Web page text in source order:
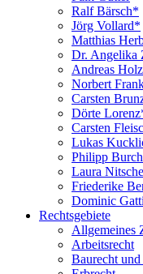
Ralf Bärsch*
Jörg Vollard*
Matthias
Dr. Angelika
Andreas
Norbert
Carsten
Dörte
Carsten
Lukas
Philipp
Laura
Friederike
Dominic
Rechtsgebiete
Allgemeines
Arbeitsrecht
Baurecht